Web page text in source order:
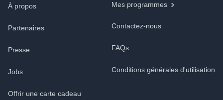
À propos
Partenaires
Presse
Jobs
Offrir une carte cadeau
Mes programmes
Contactez-nous
FAQs
Conditions générales d'utilisation